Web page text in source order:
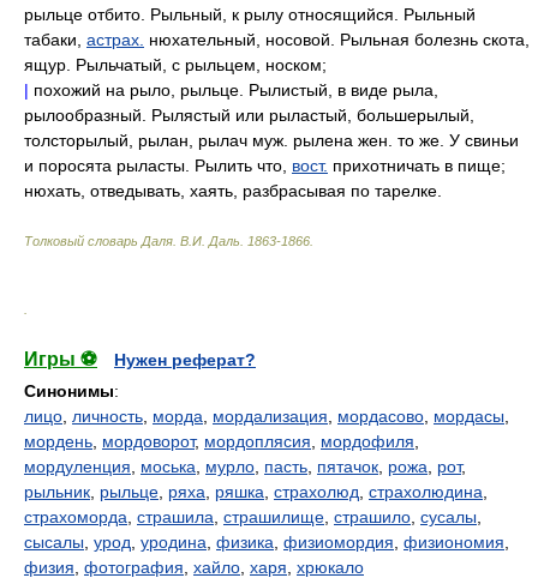
рыльце отбито. Рыльный, к рылу относящийся. Рыльный
табаки, астрах. нюхательный, носовой. Рыльная болезнь скота,
ящур. Рыльчатый, с рыльцем, носком;
| похожий на рыло, рыльце. Рылистый, в виде рыла,
рылообразный. Рылястый или рыластый, большерылый,
толсторылый, рылан, рылач муж. рылена жен. то же. У свиньи
и поросята рыласты. Рылить что, вост. прихотничать в пище;
нюхать, отведывать, хаять, разбрасывая по тарелке.
Толковый словарь Даля В.И. Даль. 1863-1866
Игры ⚽
Нужен реферат?
Синонимы:
лицо личность морда мордализация мордасово мордасы
мордень мордоворот, мордоплясия мордофиля
мордуленция
моська мурло пасть пятачок рожа рот,
рыльник рыльце ряха ряшка страхолюд страхолюдина
страхоморда страшила страшилище страшило сусалы
сысалы урод уродина физика физиомордия физиономия
физия фотография хайло харя хрюкало